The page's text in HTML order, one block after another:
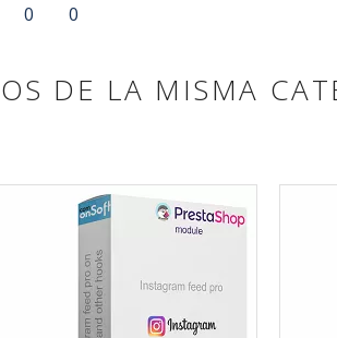
0 0
DE LA MISMA